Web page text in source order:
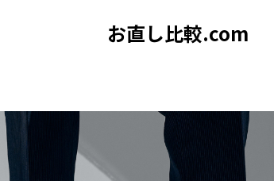
お直し比較.com